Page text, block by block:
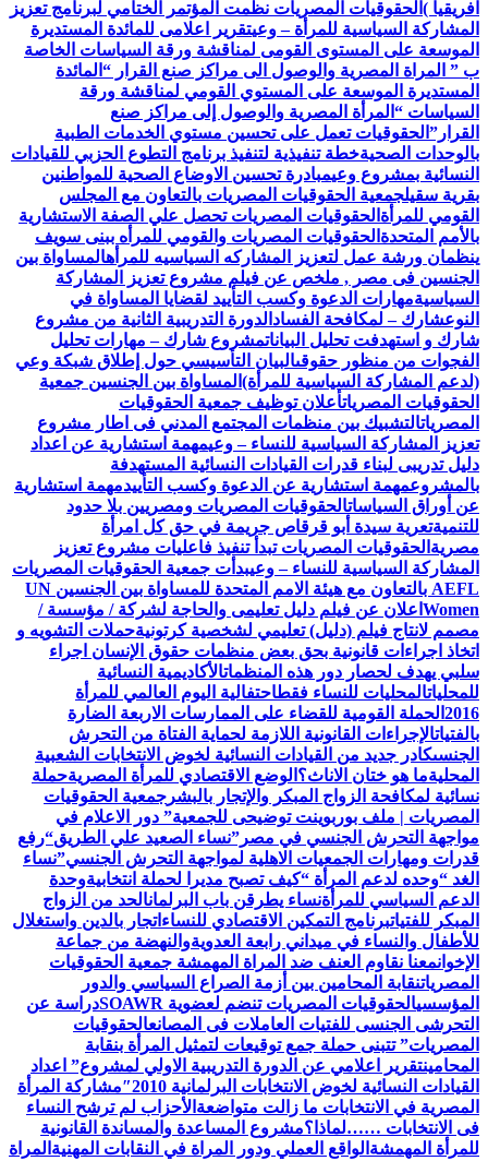
افريقيا ) الحقوقيات المصريات نظمت المؤتمر الختامي لبرنامج تعزيز
المشاركة السياسية للمرأة – وعيتقرير اعلامى للمائدة المستديرة
الموسعة على المستوى القومى لمناقشة ورقة السياسات الخاصة
ب ” المراة المصرية والوصول الى مراكز صنع القرار “ المائدة
المستديرة الموسعة على المستوي القومي لمناقشة ورقة
السياسات “المرأة المصرية والوصول إلى مراكز صنع
القرار” الحقوقيات تعمل على تحسين مستوي الخدمات الطبية
بالوحدات الصحيةخطة تنفيذية لتنفيذ برنامج التطوع الحزبي للقيادات
النسائية بمشروع وعيمبادرة تحسين الاوضاع الصحية للمواطنين
بقرية سقيلجمعية الحقوقيات المصريات بالتعاون مع المجلس
القومي للمرأة الحقوقيات المصريات تحصل علي الصفة الاستشارية
بالأمم المتحدة الحقوقيات المصريات والقومي للمرأه ببنى سويف
ينظمان ورشة عمل لتعزيز المشاركه السياسيه للمرأهالمساواة بين
الجنسين فى مصر , ملخص عن فيلم مشروع تعزيز المشاركة
السياسيةمهارات الدعوة وكسب التأييد لقضايا المساواة في
النوعشارك – لمكافحة الفساد الدورة التدريبية الثانية من مشروع
شارك و استهدفت تحليل البياناتمشروع شارك – مهارات تحليل
الفجوات من منظور حقوقىالبيان التأسيسي حول إطلاق شبكة وعي
(لدعم المشاركة السياسية للمرأة) المساواة بين الجنسين جمعية
الحقوقيات المصرياتأعلان توظيف جمعية الحقوقيات
المصرياتالتشبيك بين منظمات المجتمع المدني فى اطار مشروع
تعزيز المشاركة السياسية للنساء – وعيمهمة استشارية عن اعداد
دليل تدريبى لبناء قدرات القيادات النسائية المستهدفة
بالمشروعمهمة استشارية عن الدعوة وكسب التأييدمهمة استشارية
عن أوراق السياساتالحقوقيات المصريات ومصريين بلا حدود
للتنميةتعرية سيدة أبو قرقاص جريمة في حق كل امرأة
مصرية الحقوقيات المصريات تبدأ تنفيذ فاعليات مشروع تعزيز
المشاركة السياسية للنساء – وعيبدأت جمعية الحقوقيات المصريات
AEFL بالتعاون مع هيئة الامم المتحدة للمساواة بين الجنسين UN
Women اعلان عن فيلم دليل تعليمى والحاجة لشركة / مؤسسة /
مصمم لانتاج فيلم (دليل) تعليمي لشخصية كرتونيةحملات التشويه و
اتخاذ اجراءات قانونية بحق بعض منظمات حقوق الإنسان اجراء
سلبي يهدف لحصار دور هذه المنظماتالأكاديمية النسائية
للمحلياتالمحليات للنساء فقطاحتفالية اليوم العالمي للمرأة
2016 الحملة القومية للقضاء على الممارسات الاربعة الضارة
بالفتياتالإجراءات القانونية اللازمة لحماية الفتاة من التحرش
الجنسىكادر جديد من القيادات النسائية لخوض الانتخابات الشعبية
المحليةما هو ختان الاناث؟ الوضع الاقتصادي للمرأة المصريةحملة
نسائية لمكافحة الزواج المبكر والإتجار بالبشر جمعية الحقوقيات
المصريات | ملف بوربوينت توضيحى للجمعية” دور الاعلام في
مواجهة التحرش الجنسي في مصر”نساء الصعيد علي الطريق“رفع
قدرات ومهارات الجمعيات الاهلية لمواجهة التحرش الجنسي”نساء
الغد “وحده لدعم المرأة “كيف تصبح مديرا لحملة انتخابيةوحدة
الدعم السياسي للمرأةنساء يطرقن باب البرلمانالحد من الزواج
المبكر للفتياتبرنامج التمكين الاقتصادي للنساء اتجار بالدين واستغلال
للأطفال والنساء في ميداني رابعة العدويةوالنهضة من جماعة
الإخوانمعنا نقاوم العنف ضد المراة المهمشة جمعية الحقوقيات
المصرياتنقابة المحامين بين أزمة الصراع السياسي والدور
المؤسسيالحقوقيات المصريات تنضم لعضوية SOAWR
دراسة عن
التحرشى الجنسى للفتيات العاملات فى المصانعالحقوقيات
المصريات” تتبنى حملة جمع توقيعات لتمثيل المرأة بنقابة
المحامينتقرير اعلامي عن الدورة التدريبية الاولي لمشروع” اعداد
القيادات النسائية لخوض الانتخابات البرلمانية 2010″
مشاركة المرأة
المصرية في الانتخابات ما زالت متواضعة الأحزاب لم ترشح النساء
فى الانتخابات ……لماذا؟مشروع المساعدة والمساندة القانونية
للمرأة المهمشة الواقع العملي ودور المراة في النقابات المهنية المراة